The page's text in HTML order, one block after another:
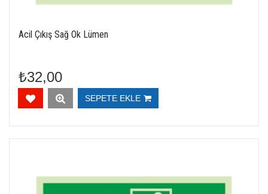
Acil Çıkış Sağ Ok Lümen
₺32,00
SEPETE EKLE